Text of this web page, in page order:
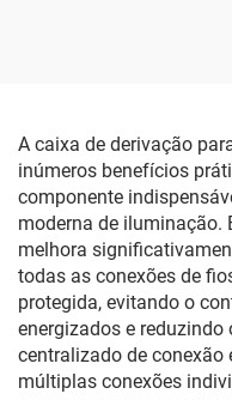
A caixa de derivação
inúmeros benefícios
componente
moderna de iluminação.
melhora
todas as conexões de
protegida, evitando o
energizados e
centralizado de conexão
múltiplas conexões